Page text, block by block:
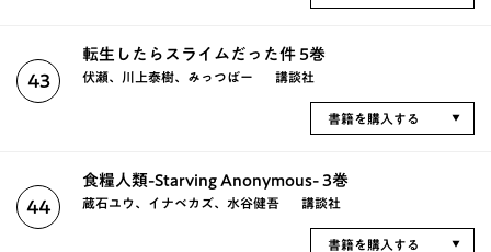
43
転生したらスライムだった件 5巻
伏瀬、川上泰樹、みっつばー 講談社
書籍を購入する
44
食糧人類-Starving Anonymous- 3巻
蔵石ユウ、イナベカズ、水谷健吾 講談社
書籍を購入する